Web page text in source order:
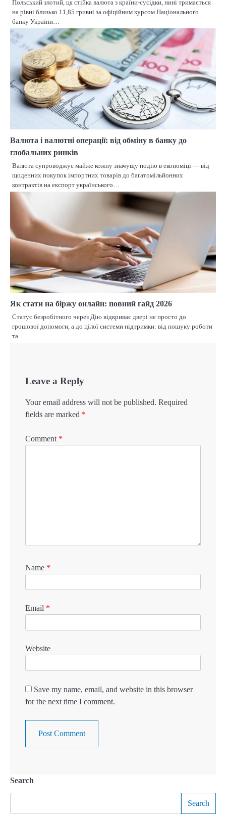
Польський злотий, ця стійка валюта з країни-сусідки, нині тримається
на рівні близько 11,85 гривні за офіційним курсом Національного
банку України…
Валюта і валютні операції: від обміну в банку до
глобальних ринків
Валюта супроводжує майже кожну значущу подію в економіці — від
щоденних покупок імпортних товарів до багатомільйонних
контрактів на експорт українського…
Як стати на біржу онлайн: повний гайд 2026
Статус безробітного через Дію відкриває двері не просто до
грошової допомоги, а до цілої системи підтримки: від пошуку роботи
та…
Leave a Reply
Your email address will not be published. Required
fields are marked *
Comment *
Name *
Email *
Website
Save my name, email, and website in this browser
for the next time I comment.
Search
Search